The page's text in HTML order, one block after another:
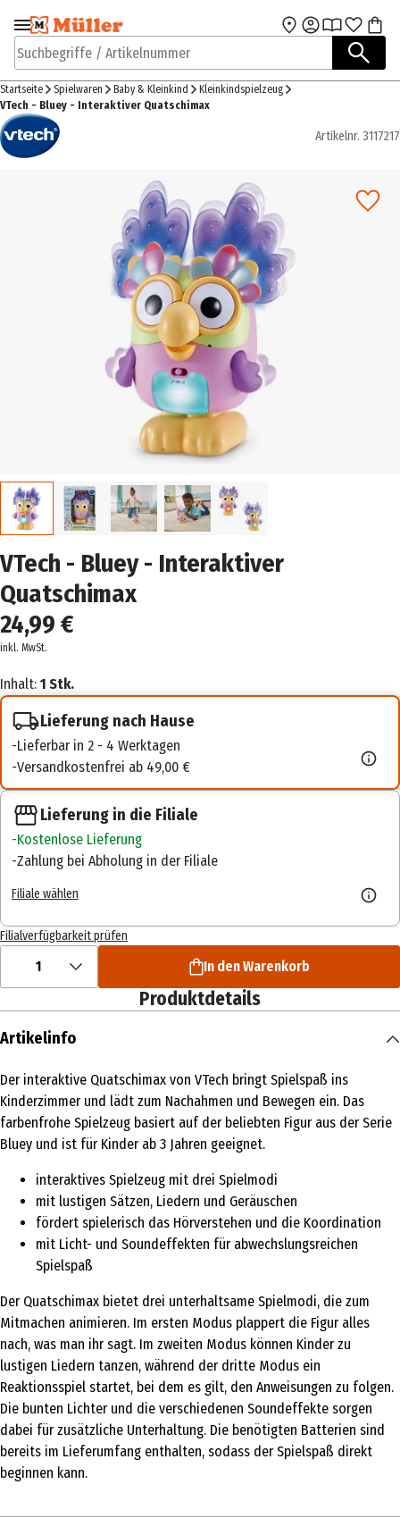
Zur Navigation
springen
Zum Hauptinhalt
Suchbegriffe / Artikelnummer
Startseite Spielwaren Baby & Kleinkind
Kleinkindspielzeug
VTech - Bluey - Interaktiver Quatschimax
Artikelnr. 3117217
VTech - Bluey - Interaktiver
Quatschimax
24,99 €
inkl. MwSt.
Inhalt: 1 Stk.
Lieferung nach Hause
Lieferbar in 2 - 4 Werktagen
Versandkostenfrei ab 49,00 €
Lieferung in die Filiale
Kostenlose Lieferung
Zahlung bei Abholung in der Filiale
Filiale wählen
Filialverfügbarkeit prüfen
1 In den Warenkorb
Produktdetails
Artikelinfo
Der interaktive Quatschimax von VTech bringt Spielspaß ins
Kinderzimmer und lädt zum Nachahmen und Bewegen ein. Das
farbenfrohe Spielzeug basiert auf der beliebten Figur aus der Serie
Bluey und ist für Kinder ab 3 Jahren geeignet.
interaktives Spielzeug mit drei Spielmodi
mit lustigen Sätzen, Liedern und Geräuschen
fördert spielerisch das Hörverstehen und die Koordination
mit Licht- und Soundeffekten für abwechslungsreichen
Spielspaß
Der Quatschimax bietet drei unterhaltsame Spielmodi, die zum
Mitmachen animieren. Im ersten Modus plappert die Figur alles
nach, was man ihr sagt. Im zweiten Modus können Kinder zu
lustigen Liedern tanzen, während der dritte Modus ein
Reaktionsspiel startet, bei dem es gilt, den Anweisungen zu folgen.
Die bunten Lichter und die verschiedenen Soundeffekte sorgen
dabei für zusätzliche Unterhaltung. Die benötigten Batterien sind
bereits im Lieferumfang enthalten, sodass der Spielspaß direkt
beginnen kann.